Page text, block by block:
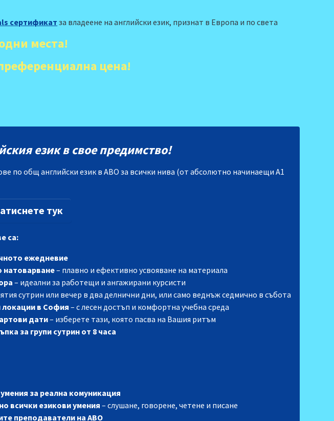
сертификат за владеене на английски език, признат в Европа и по света
места!
цена!
език в свое предимство!
по общ английски език в АВО за всички нива (от абсолютно начинаещи А1
тук
са:
ежедневие
натоварване– плавно и ефективно усвояване на материала
– идеални за работещи и ангажирани курсисти
сутрин или вечер в два делнични дни, или само веднъж седмично в събота
локации в София – с лесен достъп и комфортна учебна среда
дати– изберете тази, която пасва на Вашия ритъм
за групи сутрин от 8 часа
за реална комуникация
всички езикови умения – слушане, говорене, четене и писане
преподаватели на АВО